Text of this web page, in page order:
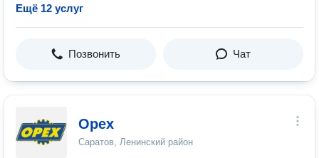
Ещё 12 услуг
Позвонить Чат
Орех
Саратов, Ленинский район